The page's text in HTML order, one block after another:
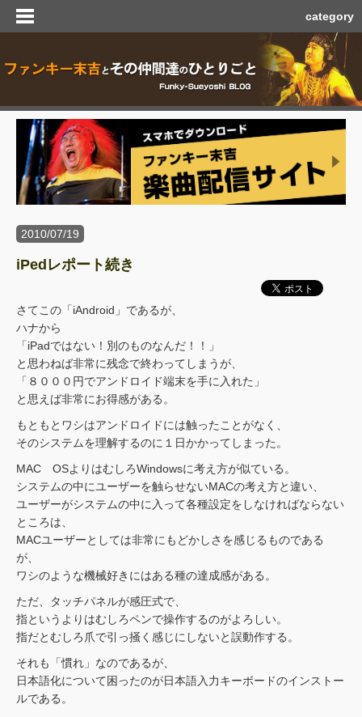
category
2010/07/19
iPedレポート続き
さてこの「iAndroid」であるが、
ハナから
「iPadではない！別のものなんだ！！」
と思わねば非常に残念で終わってしまうが、
「８０００円でアンドロイド端末を手に入れた」
と思えば非常にお得感がある。
もともとワシはアンドロイドには触ったことがなく、
そのシステムを理解するのに１日かかってしまった。
MAC OSよりはむしろWindowsに考え方が似ている。
システムの中にユーザーを触らせないMACの考え方と違い、
ユーザーがシステムの中に入って各種設定をしなければならない
ところは、
MACユーザーとしては非常にもどかしさを感じるものである
が、
ワシのような機械好きにはある種の達成感がある。
ただ、タッチパネルが感圧式で、
指というよりはむしろペンで操作するのがよろしい。
指だとむしろ爪で引っ掻く感じにしないと誤動作する。
それも「慣れ」なのであるが、
日本語化について困ったのが日本語入力キーボードのインストー
ルである。